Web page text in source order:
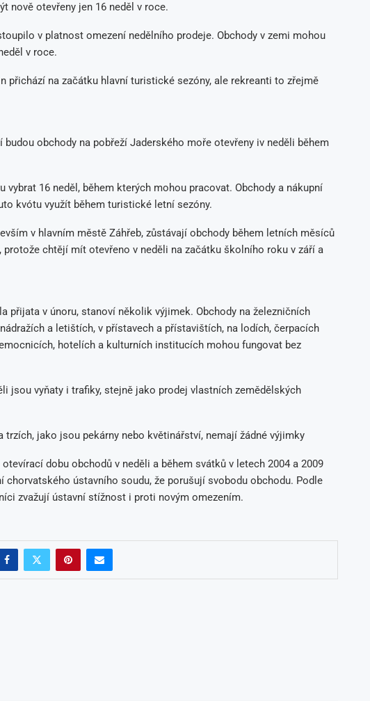
nově otevřeny jen 16 neděl v roce.
v platnost omezení nedělního prodeje. Obchody v zemi mohou
v roce.
přichází na začátku hlavní turistické sezóny, ale rekreanti to zřejmě
obchody na pobřeží Jaderského moře otevřeny iv neděli během
vybrat 16 neděl, během kterých mohou pracovat. Obchody a nákupní
kvótu využít během turistické letní sezóny.
v hlavním městě Záhřeb, zůstávají obchody během letních měsíců
protože chtějí mít otevřeno v neděli na začátku školního roku v září a
přijata v únoru, stanoví několik výjimek. Obchody na železničních
a letištích, v přístavech a přístavištích, na lodích, čerpacích
hotelích a kulturních institucích mohou fungovat bez
jsou vyňaty i trafiky, stejně jako prodej vlastních zemědělských
trzích, jako jsou pekárny nebo květinářství, nemají žádné výjimky
dobu obchodů v neděli a během svátků v letech 2004 a 2009
chorvatského ústavního soudu, že porušují svobodu obchodu. Podle
zvažují ústavní stížnost i proti novým omezením.